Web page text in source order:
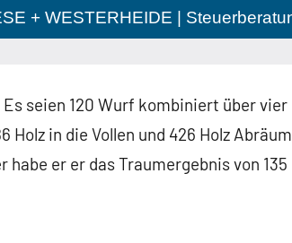
+ WESTERHEIDE |
seien 120 Wurf kombiniert über
Holz in die Vollen und 426 Holz
habe er er das Traumergebnis von